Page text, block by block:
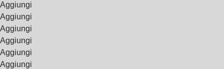
Aggiungi
Aggiungi
Aggiungi
Aggiungi
Aggiungi
Aggiungi